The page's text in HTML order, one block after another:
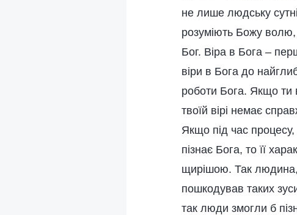
не лише людську
розуміють Божу волю,
Бог. Віра в Бога –
віри в Бога до
роботи Бога. Якщо ти
твоїй вірі немає
Якщо під час
пізнає Бога, то її
щирішою. Так людина,
пошкодував таких
так люди змогли б